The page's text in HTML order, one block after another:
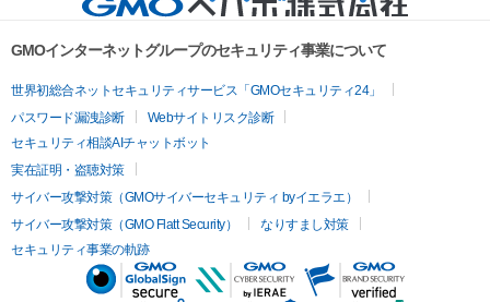
GMOインターネットグループのセキュリティ事業について
世界初総合ネットセキュリティサービス「GMOセキュリティ24」
パスワード漏洩診断
Webサイトリスク診断
セキュリティ相談AIチャットボット
実在証明・盗聴対策
サイバー攻撃対策（GMOサイバーセキュリティ byイエラエ）
サイバー攻撃対策（GMO Flatt Security）
なりすまし対策
セキュリティ事業の軌跡